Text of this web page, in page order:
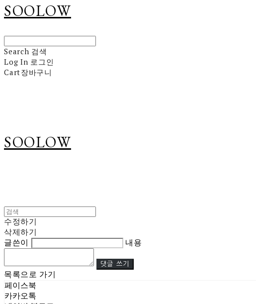
SOOLOW
Search 검색
Log In 로그인
Cart장바구니
SOOLOW
수정하기
삭제하기
글쓴이
내용
댓글 쓰기
목록으로 가기
페이스북
카카오톡